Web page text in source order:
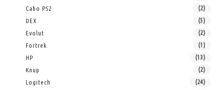
Cabo PS2 (2)
DEX (5)
Evolut (2)
Fortrek (1)
HP (13)
Knup (2)
Logitech (24)